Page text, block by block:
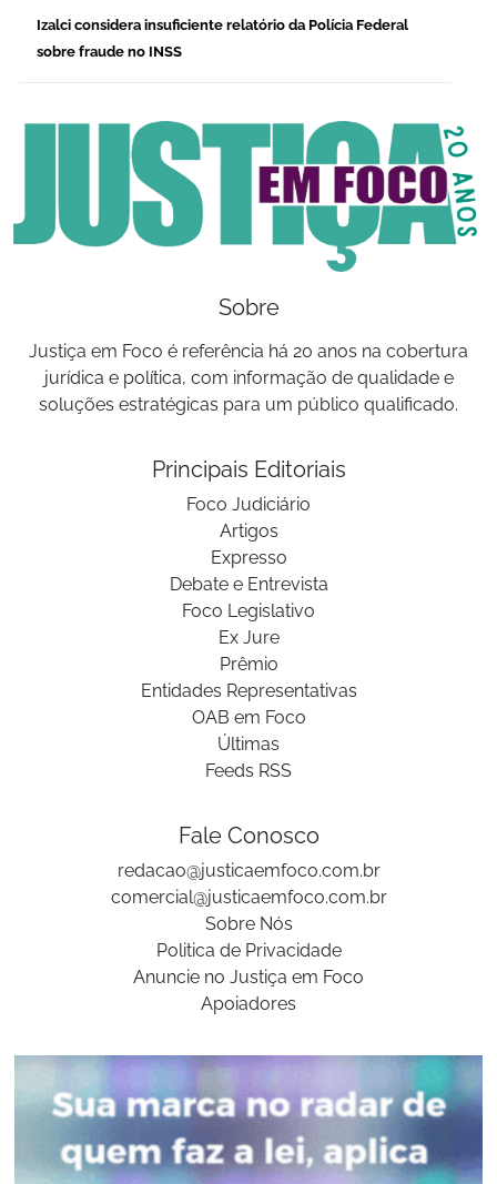
Izalci considera insuficiente relatório da Polícia Federal
sobre fraude no INSS
Sobre
Justiça em Foco é referência há 20 anos na cobertura
jurídica e política, com informação de qualidade e
soluções estratégicas para um público qualificado.
Principais Editoriais
Foco Judiciário
Artigos
Expresso
Debate e Entrevista
Foco Legislativo
Ex Jure
Prêmio
Entidades Representativas
OAB em Foco
Últimas
Feeds RSS
Fale Conosco
redacao@justicaemfoco.com.br
comercial@justicaemfoco.com.br
Sobre Nós
Politica de Privacidade
Anuncie no Justiça em Foco
Apoiadores